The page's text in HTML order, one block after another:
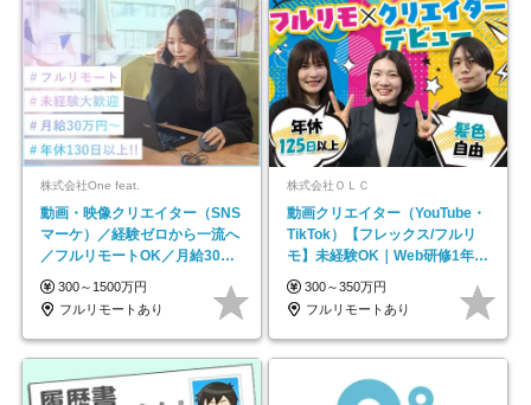
株式会社One feat.
動画・映像クリエイター（SNS
マーケ）／経験ゼロから一流へ
／フルリモートOK／月給30万
円～／年休130日以上
300～1500万円
フルリモートあり
株式会社ＯＬＣ
動画クリエイター（YouTube・
TikTok）【フレックス/フルリ
モ】未経験OK｜Web研修1年間
｜副業OK
300～350万円
フルリモートあり